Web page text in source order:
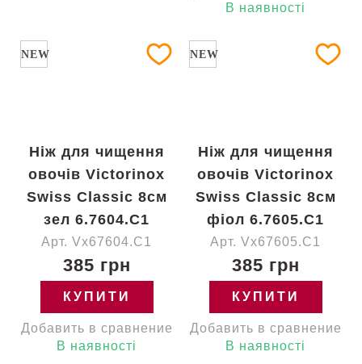
В наявності
NEW
Ніж для чищення
овочів Victorinox
Swiss Classic 8см
зел 6.7604.C1
Арт. Vx67604.C1
385 грн
КУПИТИ
Добавить в сравнение
В наявності
NEW
Ніж для чищення
овочів Victorinox
Swiss Classic 8см
фіол 6.7605.C1
Арт. Vx67605.C1
385 грн
КУПИТИ
Добавить в сравнение
В наявності